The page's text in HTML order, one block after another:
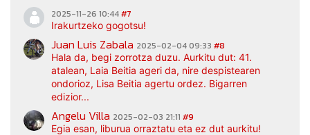
2025-11-26 10:44#7
Irakurtzeko gogotsu!
Juan Luis Zabala 2025-02-04 09:33 #8
Hala da, begi zorrotza duzu. Aurkitu dut: 41.
atalean, Laia Beitia ageri da, nire despistearen
ondorioz, Lisa Beitia agertu ordez. Bigarren
edizior...
Angelu Villa 2025-02-03 21:11 #9
Egia esan, liburua orraztatu eta ez dut aurkitu!